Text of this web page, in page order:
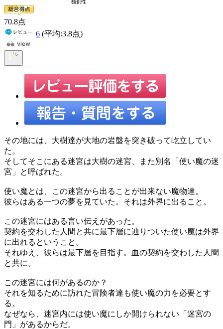
70.8点
6 (平均:3.8点)
その地には、大樹達が大地の岩盤を突き破って屹立してい
た。
そしてそこにある迷宮は大樹の迷宮、また別名「使い魔の迷
宮」と呼ばれた。
使い魔とは、この迷宮から出ることが出来ない魔物達。
彼らはある一つの夢を見ていた。それは外界に出ること。
この迷宮にはある言い伝えがあった。
契約を交わした人間と共に最下層に辿りついた使い魔は外界
に出れるということ。
それゆえ、彼らは最下層を目指す。血の契約を交わした人間
と共に。
この迷宮には何があるのか？
それを知るために訪れた冒険者達も使い魔の力を必要とす
る。
なぜなら、迷宮内には使い魔にしか開けられない「迷宮の
門」があるからだ。